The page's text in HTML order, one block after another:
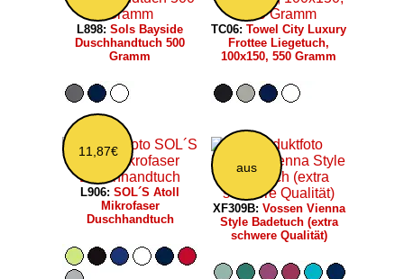
L898: Sols Bayside
Duschhandtuch 500
Gramm
TC06: Towel City Luxury
Frottee Liegetuch,
100x150, 550 Gramm
11,87€
L906: SOL´S Atoll
Mikrofaser
Duschhandtuch
aus
XF309B: Vossen Vienna
Style Badetuch (extra
schwere Qualität)